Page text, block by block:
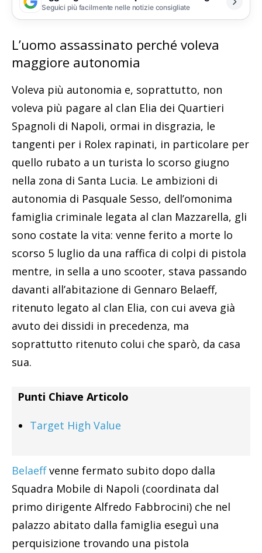
Seguici più facilmente nelle notizie consigliate
L’uomo assassinato perché voleva
maggiore autonomia
Voleva più autonomia e, soprattutto, non
voleva più pagare al clan Elia dei Quartieri
Spagnoli di Napoli, ormai in disgrazia, le
tangenti per i Rolex rapinati, in particolare per
quello rubato a un turista lo scorso giugno
nella zona di Santa Lucia. Le ambizioni di
autonomia di Pasquale Sesso, dell’omonima
famiglia criminale legata al clan Mazzarella, gli
sono costate la vita: venne ferito a morte lo
scorso 5 luglio da una raffica di colpi di pistola
mentre, in sella a uno scooter, stava passando
davanti all’abitazione di Gennaro Belaeff,
ritenuto legato al clan Elia, con cui aveva già
avuto dei dissidi in precedenza, ma
soprattutto ritenuto colui che sparò, da casa
sua.
Punti Chiave Articolo
Target High Value
Belaeffvenne fermato subito dopo dalla
Squadra Mobile di Napoli (coordinata dal
primo dirigente Alfredo Fabbrocini) che nel
palazzo abitato dalla famiglia eseguì una
perquisizione trovando una pistola